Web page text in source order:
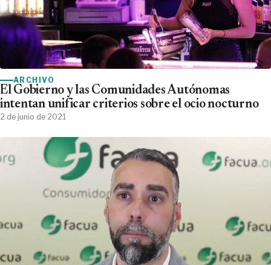
ARCHIVO
El Gobierno y las Comunidades Autónomas
intentan unificar criterios sobre el ocio nocturno
2 de junio de 2021